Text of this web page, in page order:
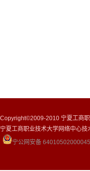
Copyright©2009-2010 宁夏工商
宁夏工商职业技术大学网络中心
宁公网安备